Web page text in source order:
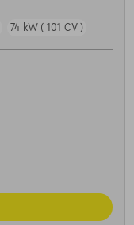
74 kW ( 101 CV )